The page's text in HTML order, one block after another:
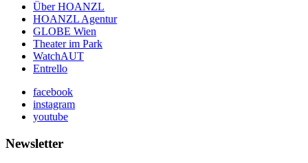
Über HOANZL
HOANZL Agentur
GLOBE Wien
Theater im Park
WatchAUT
Entrello
facebook
instagram
youtube
Newsletter